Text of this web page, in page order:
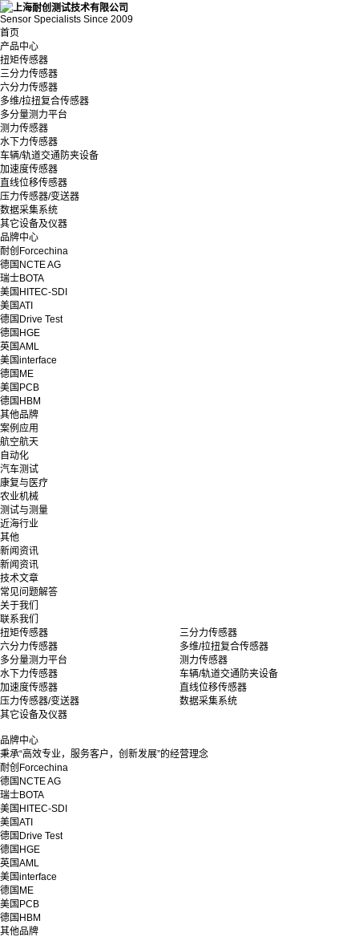
Sensor Specialists Since 2009
首页
产品中心
扭矩传感器
三分力传感器
六分力传感器
多维/拉扭复合传感器
多分量测力平台
测力传感器
水下力传感器
车辆/轨道交通防夹设备
加速度传感器
直线位移传感器
压力传感器/变送器
数据采集系统
其它设备及仪器
品牌中心
耐创Forcechina
德国NCTE AG
瑞士BOTA
美国HITEC-SDI
美国ATI
德国Drive Test
德国HGE
英国AML
美国interface
德国ME
美国PCB
德国HBM
其他品牌
案例应用
航空航天
自动化
汽车测试
康复与医疗
农业机械
测试与测量
近海行业
其他
新闻资讯
新闻资讯
技术文章
常见问题解答
关于我们
联系我们
扭矩传感器
三分力传感器
六分力传感器
多维/拉扭复合传感器
多分量测力平台
测力传感器
水下力传感器
车辆/轨道交通防夹设备
加速度传感器
直线位移传感器
压力传感器/变送器
数据采集系统
其它设备及仪器
品牌中心
秉承“高效专业，服务客户，创新发展”的经营理念
耐创Forcechina
德国NCTE AG
瑞士BOTA
美国HITEC-SDI
美国ATI
德国Drive Test
德国HGE
英国AML
美国interface
德国ME
美国PCB
德国HBM
其他品牌